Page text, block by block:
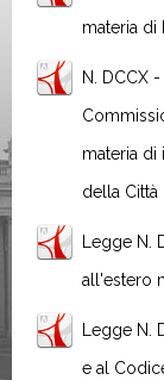
materia di
N. DCCX
materia
della Città
Legge N.
all'estero
Legge N.
e al